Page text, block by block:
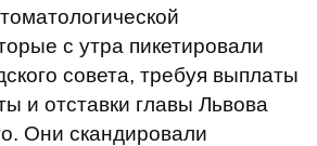
с утра пикетировали
совета, требуя выплаты
и отставки главы Львова
Они скандировали